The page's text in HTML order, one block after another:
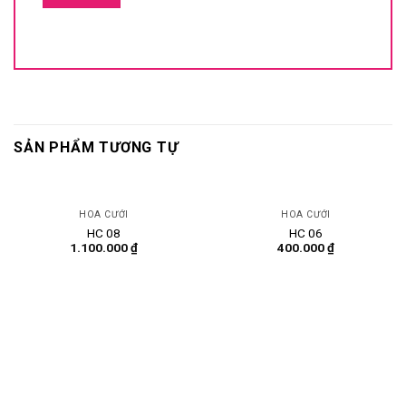
SẢN PHẨM TƯƠNG TỰ
HOA CƯỚI
HC 08
1.100.000₫
HOA CƯỚI
HC 06
400.000₫